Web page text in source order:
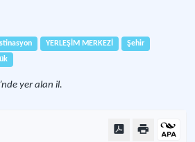
YERLEŞİM MERKEZİ
Şehir
yer alan il.